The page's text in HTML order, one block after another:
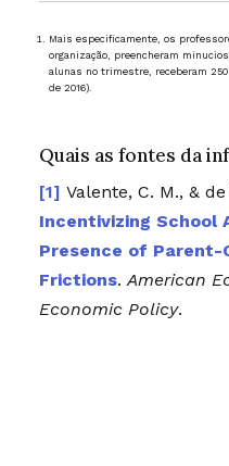
Mais especificamente, os
organização, preencheram
alunas no trimestre, receberam
de 2016).
Quais as fontes da
Valente, C. M., &
Incentivizing School
Presence of Parent-
Frictions.American
Economic Policy.